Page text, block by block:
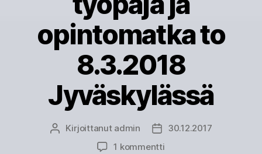
opintomatka to
8.3.2018
Jyväskylässä
Kirjoittaja
Kirjoittanut admin Julkaisupäivämäärä
30.12.2017
1 kommenttiartikkeliin